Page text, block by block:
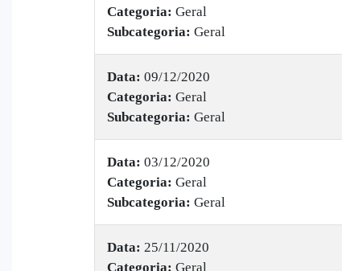
Categoria: Geral
Subcategoria: Geral
Data: 09/12/2020
Categoria: Geral
Subcategoria: Geral
Data: 03/12/2020
Categoria: Geral
Subcategoria: Geral
Data: 25/11/2020
Categoria: Geral